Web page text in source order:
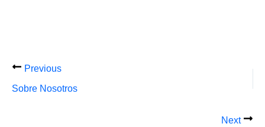
Previous
Sobre Nosotros
Next